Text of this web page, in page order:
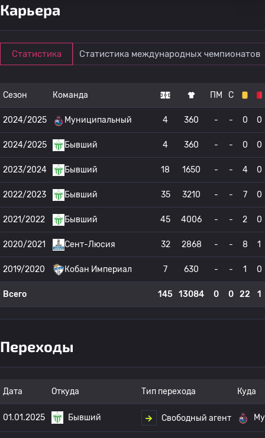
Карьера
Статистика Статистика международных чемпионатов
Сезон Команда ПМ С
2024/2025 Муниципальный 4 360 - - 0 0
2024/2025 Бывший 4 360 - - 0 0
2023/2024 Бывший 18 1650 - - 4 0
2022/2023 Бывший 35 3210 - - 7 0
2021/2022 Бывший 45 4006 - - 2 0
2020/2021 Сент-Люсия 32 2868 - - 8 1
2019/2020 Кобан Империал 7 630 - - 1 0
Всего 145 13084 0 0 22 1
Переходы
Дата Откуда Тип перехода Куда
01.01.2025 Бывший Свободный агент